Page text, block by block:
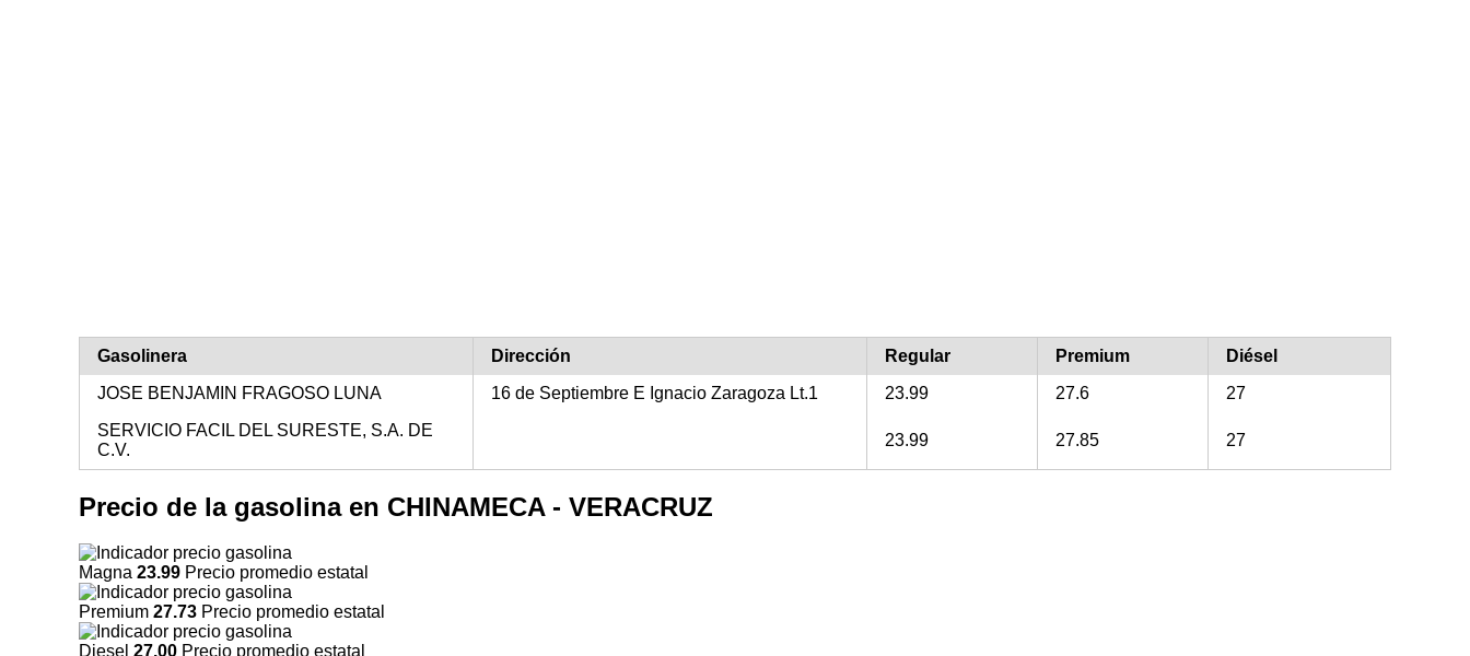
Gasolinera Dirección Regular Premium
Diésel
JOSE BENJAMIN FRAGOSO LUNA
16 de Septiembre E Ignacio Zaragoza Lt.1 23.99 27.6
27
SERVICIO FACIL DEL SURESTE, S.A. DE
C.V.
23.99 27.85 27
Precio de la gasolina en CHINAMECA - VERACRUZ
Magna 23.99 Precio promedio estatal
Premium 27.73 Precio promedio estatal
Diesel 27.00 Precio promedio estatal